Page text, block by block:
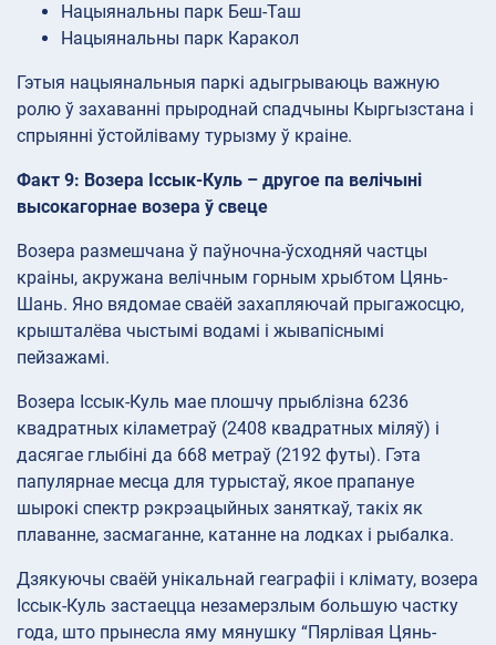
Нацыянальны парк Беш-Таш
Нацыянальны парк Каракол
Гэтыя нацыянальныя паркі адыгрываюць важную
ролю ў захаванні прыроднай спадчыны Кыргызстана і
спрыянні ўстойліваму турызму ў краіне.
Факт 9: Возера Іссык-Куль – другое па велічыні
высокагорнае возера ў свеце
Возера размешчана ў паўночна-ўсходняй частцы
краіны, акружана велічным горным хрыбтом Цянь-
Шань. Яно вядомае сваёй захапляючай прыгажосцю,
крышталёва чыстымі водамі і жывапіснымі
пейзажамі.
Возера Іссык-Куль мае плошчу прыблізна 6236
квадратных кіламетраў (2408 квадратных міляў) і
дасягае глыбіні да 668 метраў (2192 футы). Гэта
папулярнае месца для турыстаў, якое прапануе
шырокі спектр рэкрэацыйных заняткаў, такіх як
плаванне, засмаганне, катанне на лодках і рыбалка.
Дзякуючы сваёй унікальнай геаграфіі і клімату, возера
Іссык-Куль застаецца незамерзлым большую частку
года, што прынесла яму мянушку “Пярлівая Цянь-